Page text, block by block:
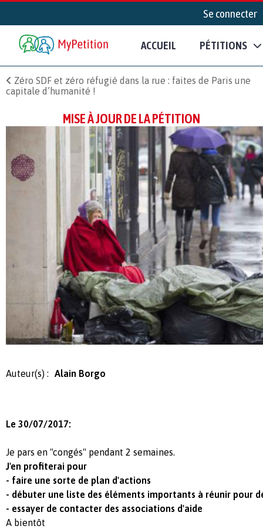
Se connecter
ACCUEIL PÉTITIONS
Zéro SDF et zéro réfugié dans la rue : faites de Paris une
capitale d’humanité !
MISE À JOUR DE LA PÉTITION
Auteur(s) : Alain Borgo
Le 30/07/2017:
Je pars en "congés" pendant 2 semaines.
J'en profiterai pour
- faire une sorte de plan d'actions
- débuter une liste des éléments importants à réunir pour
- essayer de contacter des associations d'aide
A bientôt